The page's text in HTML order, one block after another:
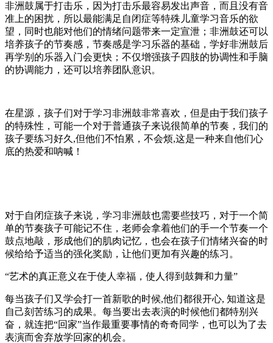
非洲鼓属于打击乐，因为打击乐最容易发出声音，而且没有音
准上的困扰，所以最能满足自闭症等特殊儿童学习音乐的欲
望，同时也能对他们的情绪问题带来一定宣泄；非洲鼓还可以
培养孩子的节奏感，节奏感是学习乐器的基础，学好非洲鼓后
再学别的乐器入门会更快；不仅增强孩子四肢的协调性和手脑
的协调能力，还可以培养团队意识。
在星源，孩子们对于学习非洲鼓非常喜欢，但是由于我们孩子
的特殊性，可能一个对于普通孩子来说很简单的节奏，我们的
孩子要练习好久,但他们不怕累，不会烦,这是一种来自他们心
底的热爱和呐喊！
对于自闭症孩子来说，学习非洲鼓也需要些技巧，对于一个简
单的节奏孩子可能记不住，老师会拿着他们的手一个节奏一个
鼓点地敲，形成他们的肌肉记忆，也会在孩子们情绪兴奋的时
候给给予适当的强化奖励，让他们更加有兴趣的练习。
“艺术的真正意义在于使人幸福，使人得到鼓舞和力量”
每当孩子们又学会打一首新歌的时候,他们都很开心, 知道这是
自己刻苦练习的成果。每当要出去表演的时候他们都特别兴
奋，就连把“回家”当作最重要事情的奇奇同学，也可以为了去
表演而舍弃放学回家的机会。